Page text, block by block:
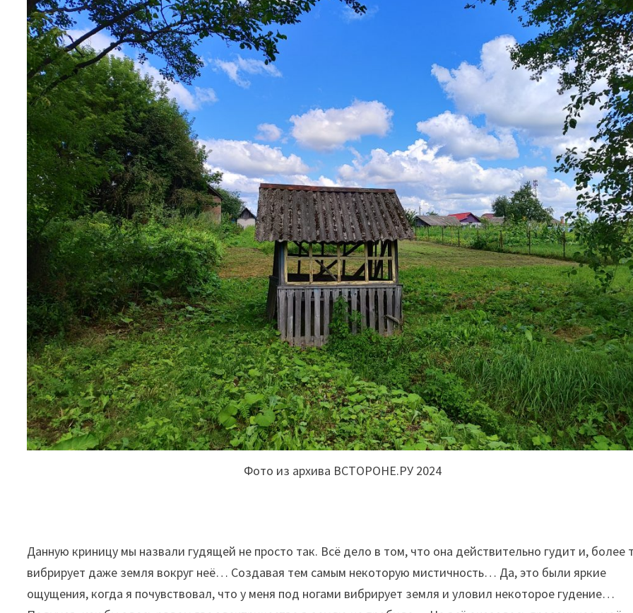
Фото из архива ВСТОРОНЕ.РУ 2024
Данную криницу мы назвали гудящей не просто так. Всё дело в том, что она действительно гудит и, более
вибрирует даже земля вокруг неё… Создавая тем самым некоторую мистичность… Да, это были яркие
ощущения, когда я почувствовал, что у меня под ногами вибрирует земля и уловил некоторое гудение…